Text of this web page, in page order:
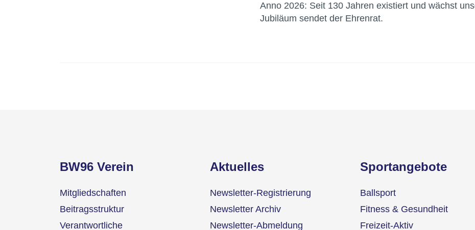
Anno 2026: Seit 130 Jahren existiert und wächst
Jubiläum sendet der Ehrenrat.
BW96 Verein
Mitgliedschaften
Beitragsstruktur
Verantwortliche
Aktuelles
Newsletter-Registrierung
Newsletter Archiv
Newsletter-Abmeldung
Sportangebote
Ballsport
Fitness & Gesundheit
Freizeit-Aktiv